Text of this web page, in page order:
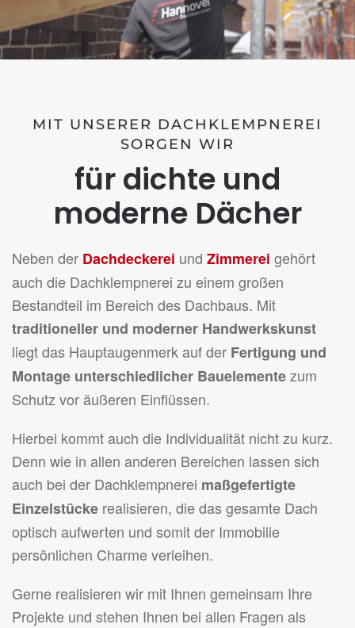
MIT UNSERER DACHKLEMPNEREI
SORGEN WIR
für dichte und
moderne Dächer
Neben der Dachdeckerei und Zimmerei gehört
auch die Dachklempnerei zu einem großen
Bestandteil im Bereich des Dachbaus. Mit
traditioneller und moderner Handwerkskunst
liegt das Hauptaugenmerk auf der Fertigung und
Montage unterschiedlicher Bauelementezum
Schutz vor äußeren Einflüssen.
Hierbei kommt auch die Individualität nicht zu kurz.
Denn wie in allen anderen Bereichen lassen sich
auch bei der Dachklempnerei maßgefertigte
Einzelstücke realisieren, die das gesamte Dach
optisch aufwerten und somit der Immobilie
persönlichen Charme verleihen.
Gerne realisieren wir mit Ihnen gemeinsam Ihre
Projekte und stehen Ihnen bei allen Fragen als